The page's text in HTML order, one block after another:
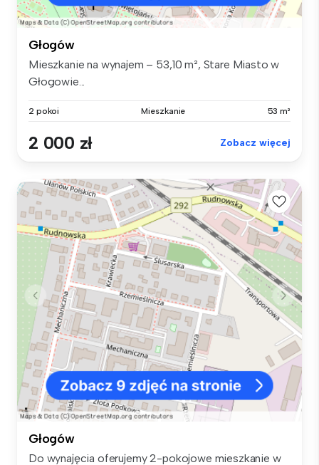
Głogów
Mieszkanie na wynajem – 53,10 m², Stare Miasto w
Głogowie...
2 pokoi Mieszkanie 53 m²
2 000 zł Zobacz więcej
Głogów
Do wynajęcia oferujemy 2-pokojowe mieszkanie w